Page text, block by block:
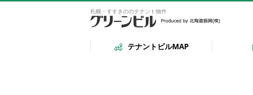
札幌・すすきののテナント物件
テナントビルMAP